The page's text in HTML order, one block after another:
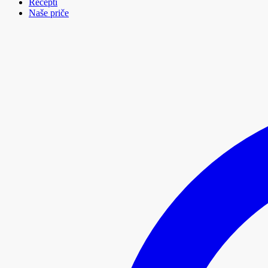
Recepti
Naše priče